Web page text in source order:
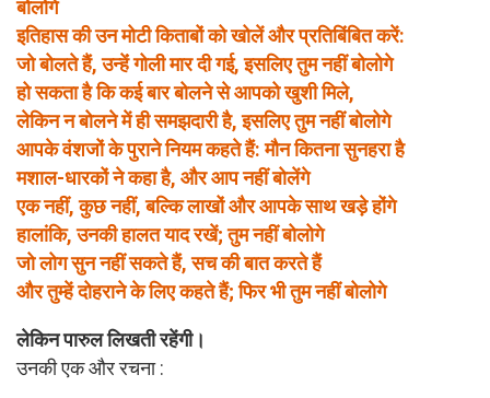
बोलोगे
इतिहास की उन मोटी किताबों को खोलें और प्रतिबिंबित करें:
जो बोलते हैं, उन्हेंं गोली मार दी गई, इसलिए तुम नहीं बोलोगे
हो सकता है कि कई बार बोलने से आपको खुशी मिले,
लेकिन न बोलने में ही समझदारी है, इसलिए तुम नहीं बोलोगे
आपके वंशजों के पुराने नियम कहते हैं: मौन कितना सुनहरा है
मशाल-धारकों ने कहा है, और आप नहीं बोलेंगे
एक नहीं, कुछ नहीं, बल्कि लाखों और आपके साथ खड़े होंगे
हालांकि, उनकी हालत याद रखें; तुम नहीं बोलोगे
जो लोग सुन नहीं सकते हैं, सच की बात करते हैं
और तुम्हें दोहराने के लिए कहते हैं; फिर भी तुम नहीं बोलोगे
लेकिन पारुल लिखती रहेंगी।
उनकी एक और रचना :